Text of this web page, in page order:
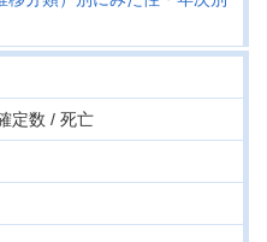
定数 / 死亡